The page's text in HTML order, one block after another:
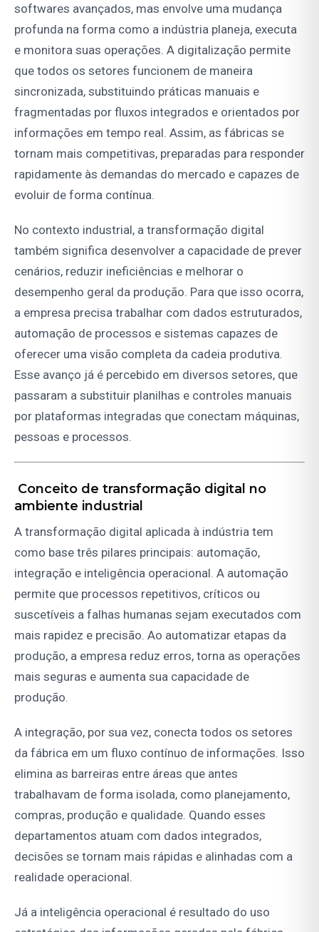
softwares avançados, mas envolve uma mudança
profunda na forma como a indústria planeja, executa
e monitora suas operações. A digitalização permite
que todos os setores funcionem de maneira
sincronizada, substituindo práticas manuais e
fragmentadas por fluxos integrados e orientados por
informações em tempo real. Assim, as fábricas se
tornam mais competitivas, preparadas para responder
rapidamente às demandas do mercado e capazes de
evoluir de forma contínua.
No contexto industrial, a transformação digital
também significa desenvolver a capacidade de prever
cenários, reduzir ineficiências e melhorar o
desempenho geral da produção. Para que isso ocorra,
a empresa precisa trabalhar com dados estruturados,
automação de processos e sistemas capazes de
oferecer uma visão completa da cadeia produtiva.
Esse avanço já é percebido em diversos setores, que
passaram a substituir planilhas e controles manuais
por plataformas integradas que conectam máquinas,
pessoas e processos.
Conceito de transformação digital no
ambiente industrial
A transformação digital aplicada à indústria tem
como base três pilares principais: automação,
integração e inteligência operacional. A automação
permite que processos repetitivos, críticos ou
suscetíveis a falhas humanas sejam executados com
mais rapidez e precisão. Ao automatizar etapas da
produção, a empresa reduz erros, torna as operações
mais seguras e aumenta sua capacidade de
produção.
A integração, por sua vez, conecta todos os setores
da fábrica em um fluxo contínuo de informações. Isso
elimina as barreiras entre áreas que antes
trabalhavam de forma isolada, como planejamento,
compras, produção e qualidade. Quando esses
departamentos atuam com dados integrados,
decisões se tornam mais rápidas e alinhadas com a
realidade operacional.
Já a inteligência operacional é resultado do uso